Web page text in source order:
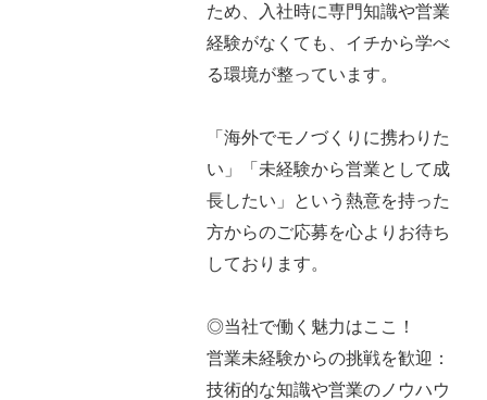
ため、入社時に専門知識や営業
経験がなくても、イチから学べ
る環境が整っています。
「海外でモノづくりに携わりた
い」「未経験から営業として成
長したい」という熱意を持った
方からのご応募を心よりお待ち
しております。
◎当社で働く魅力はここ！
営業未経験からの挑戦を歓迎：
技術的な知識や営業のノウハウ